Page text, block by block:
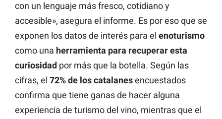
con un lenguaje más fresco, cotidiano y
accesible», asegura el informe. Es por eso que se
exponen los datos de interés para el enoturismo
como una herramienta para recuperar esta
curiosidad por más que la botella. Según las
cifras, el 72% de los catalanesencuestados
confirma que tiene ganas de hacer alguna
experiencia de turismo del vino, mientras que el